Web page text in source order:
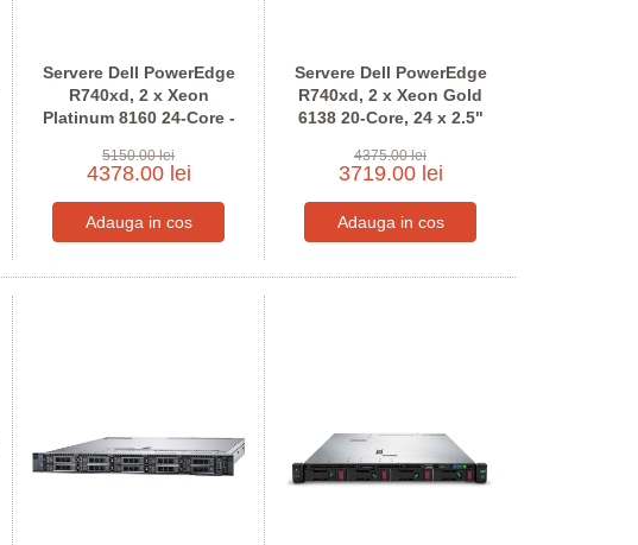
Servere Dell PowerEdge
R740xd, 2 x Xeon
Platinum 8160 24-Core -
comanda
5150.00 lei
4378.00 lei
Servere Dell PowerEdge
R740xd, 2 x Xeon Gold
6138 20-Core, 24 x 2.5"
comanda
4375.00 lei
3719.00 lei